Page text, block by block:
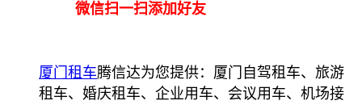
微信扫一扫添加好友
厦门租车腾信达为您提供：厦门自驾租车、旅游
租车、婚庆租车、企业用车、会议用车、机场接